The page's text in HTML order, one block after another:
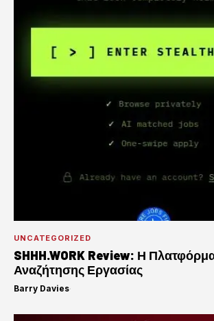
UNCATEGORIZED
SHHH.WORK Review: Η
Αναζήτησης Εργασίας
Barry Davies·